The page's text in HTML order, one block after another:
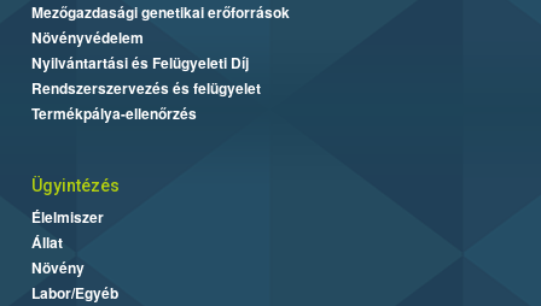
Mezőgazdasági genetikai erőforrások
Növényvédelem
Nyilvántartási és Felügyeleti Díj
Rendszerszervezés és felügyelet
Termékpálya-ellenőrzés
Ügyintézés
Élelmiszer
Állat
Növény
Labor/Egyéb